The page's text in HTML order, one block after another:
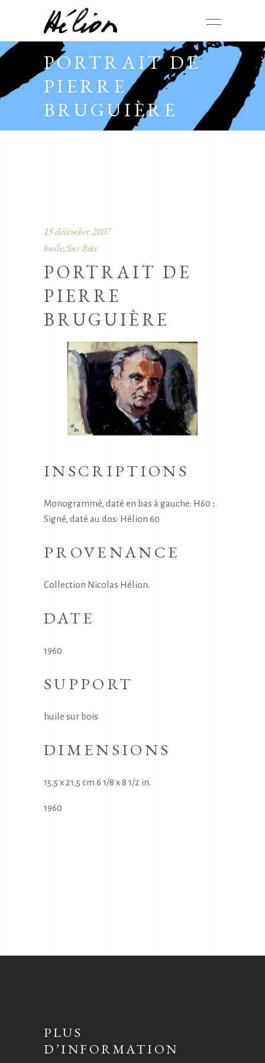
PORTRAIT DE
PIERRE
BRUGUIÈRE
15 décembre 2007
huile, Sur Bois
PORTRAIT DE
PIERRE
BRUGUIÈRE
INSCRIPTIONS
Monogrammé, daté en bas à gauche: H60 ;
Signé, daté au dos: Hélion 60
PROVENANCE
Collection Nicolas Hélion.
DATE
1960
SUPPORT
huile sur bois
DIMENSIONS
15,5 x 21,5 cm 6 1/8 x 8 1/2 in.
1960
PLUS
D’INFORMATION